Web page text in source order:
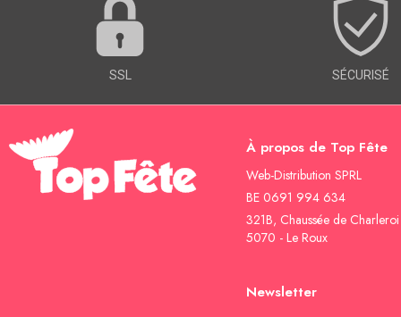
SSL SÉCURISÉ
À propos de Top Fête
Web-Distribution SPRL
BE 0691 994 634
321B, Chaussée de Charleroi
5070 - Le Roux
Newsletter